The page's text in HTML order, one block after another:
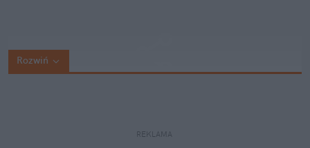
Rozwiń
REKLAMA